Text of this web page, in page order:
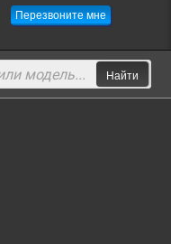
Перезвоните мне
Найти